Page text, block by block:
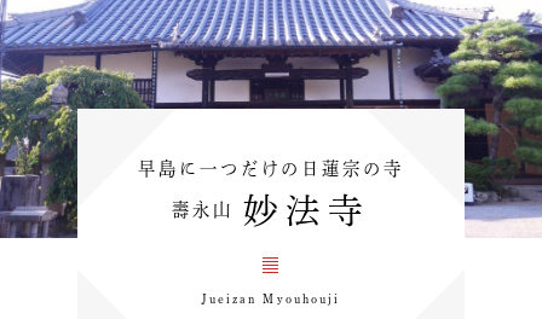
早島に一つだけの日蓮宗の寺
壽永山 妙法寺
Jueizan Myouhouji